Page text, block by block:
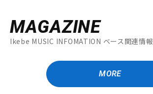
MAGAZINE
Ikebe MUSIC INFOMATION ベース関連情報
MORE